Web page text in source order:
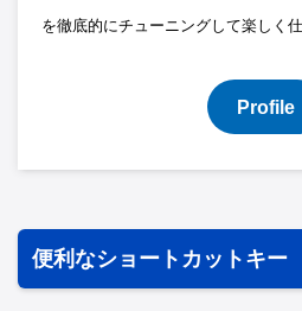
を徹底的にチューニングして楽しく
Profile
便利なショートカットキ